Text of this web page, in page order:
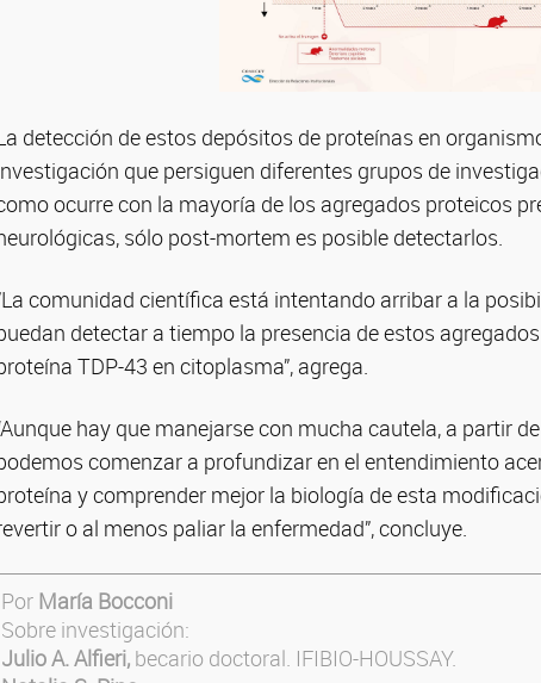
detección de estos depósitos de proteínas en
que persiguen diferentes grupos de
ocurre con la mayoría de los agregados proteicos
sólo post-mortem es posible detectarlos.
comunidad científica está intentando arribar a la
detectar a tiempo la presencia de estos
TDP-43 en citoplasma”, agrega.
hay que manejarse con mucha cautela, a partir
comenzar a profundizar en el entendimiento
y comprender mejor la biología de esta
o al menos paliar la enfermedad”, concluye.
Por María Bocconi
Sobre investigación:
Julio A. Alfieri, becario doctoral. IFIBIO-HOUSSAY.